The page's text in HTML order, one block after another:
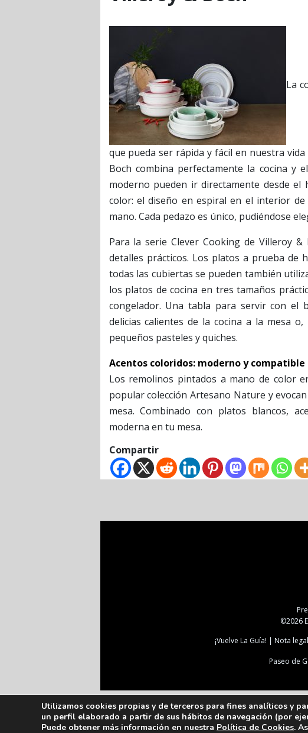
La
que pueda ser rápida y fácil en nuestra
Boch combina perfectamente la cocina y
moderno pueden ir directamente desde
color: el diseño en espiral en el interior
mano. Cada pedazo es único, pudiéndose
Para la serie Clever Cooking de Villeroy
detalles prácticos. Los platos a prueba de
todas las cubiertas se pueden también
los platos de cocina en tres tamaños
congelador. Una tabla para servir con el
delicias calientes de la cocina a la mesa
pequeños pasteles y quiches.
Acentos coloridos: moderno y compatible
Los remolinos pintados a mano de color
popular colección Artesano Nature y
mesa. Combinado con platos blancos,
moderna en tu mesa.
Compartir
©2026
¡Vuelve La Guía!
Nota legal
Paseo de
Utilizamos cookies propias y de terceros para fines analíticos y
un perfil elaborado a partir de sus hábitos de navegación (por
Puede obtener más información en nuestra Política de Cookies.